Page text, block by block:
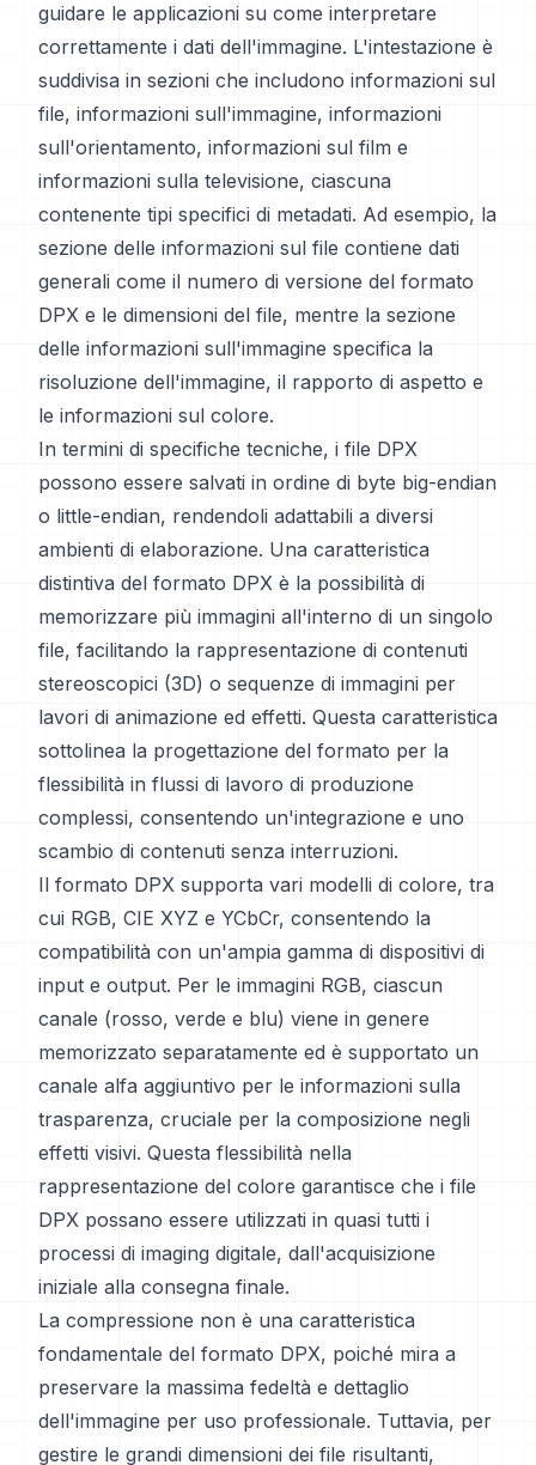
guidare le applicazioni su come interpretare
correttamente i dati dell'immagine. L'intestazione è
suddivisa in sezioni che includono informazioni sul
file, informazioni sull'immagine, informazioni
sull'orientamento, informazioni sul film e
informazioni sulla televisione, ciascuna
contenente tipi specifici di metadati. Ad esempio, la
sezione delle informazioni sul file contiene dati
generali come il numero di versione del formato
DPX e le dimensioni del file, mentre la sezione
delle informazioni sull'immagine specifica la
risoluzione dell'immagine, il rapporto di aspetto e
le informazioni sul colore.
In termini di specifiche tecniche, i file DPX
possono essere salvati in ordine di byte big-endian
o little-endian, rendendoli adattabili a diversi
ambienti di elaborazione. Una caratteristica
distintiva del formato DPX è la possibilità di
memorizzare più immagini all'interno di un singolo
file, facilitando la rappresentazione di contenuti
stereoscopici (3D) o sequenze di immagini per
lavori di animazione ed effetti. Questa caratteristica
sottolinea la progettazione del formato per la
flessibilità in flussi di lavoro di produzione
complessi, consentendo un'integrazione e uno
scambio di contenuti senza interruzioni.
Il formato DPX supporta vari modelli di colore, tra
cui RGB, CIE XYZ e YCbCr, consentendo la
compatibilità con un'ampia gamma di dispositivi di
input e output. Per le immagini RGB, ciascun
canale (rosso, verde e blu) viene in genere
memorizzato separatamente ed è supportato un
canale alfa aggiuntivo per le informazioni sulla
trasparenza, cruciale per la composizione negli
effetti visivi. Questa flessibilità nella
rappresentazione del colore garantisce che i file
DPX possano essere utilizzati in quasi tutti i
processi di imaging digitale, dall'acquisizione
iniziale alla consegna finale.
La compressione non è una caratteristica
fondamentale del formato DPX, poiché mira a
preservare la massima fedeltà e dettaglio
dell'immagine per uso professionale. Tuttavia, per
gestire le grandi dimensioni dei file risultanti,